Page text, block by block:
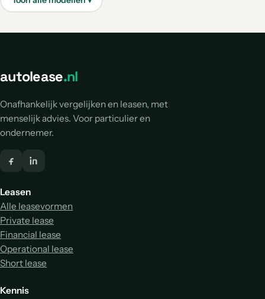
autolease.nl
Onafhankelijk vergelijken en leasen, met
menselijk advies. Voor particulier en
ondernemer.
Leasen
Alle leasevormen
Private lease
Financial lease
Operational lease
Short lease
Kennis